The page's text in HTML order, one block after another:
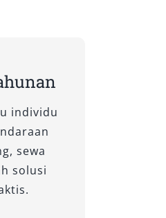
individu
sewa
solusi